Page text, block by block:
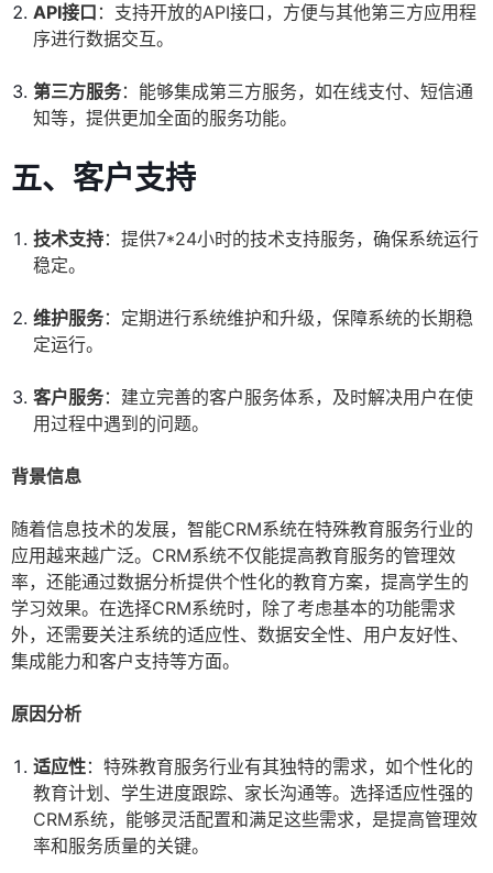
API接口 ：支持开放的API接口，方便与其他第三方应用程
序进行数据交互。
第三方服务：能够集成第三方服务，如在线支付、短信通
知等，提供更加全面的服务功能。
五、客户支持
技术支持：提供7*24小时的技术支持服务，确保系统运行
稳定。
维护服务：定期进行系统维护和升级，保障系统的长期稳
定运行。
客户服务：建立完善的客户服务体系，及时解决用户在使
用过程中遇到的问题。
背景信息
随着信息技术的发展，智能CRM系统在特殊教育服务行业的
应用越来越广泛。CRM系统不仅能提高教育服务的管理效
率，还能通过数据分析提供个性化的教育方案，提高学生的
学习效果。在选择CRM系统时，除了考虑基本的功能需求
外，还需要关注系统的适应性、数据安全性、用户友好性、
集成能力和客户支持等方面。
原因分析
适应性：特殊教育服务行业有其独特的需求，如个性化的
教育计划、学生进度跟踪、家长沟通等。选择适应性强的
CRM系统，能够灵活配置和满足这些需求，是提高管理效
率和服务质量的关键。